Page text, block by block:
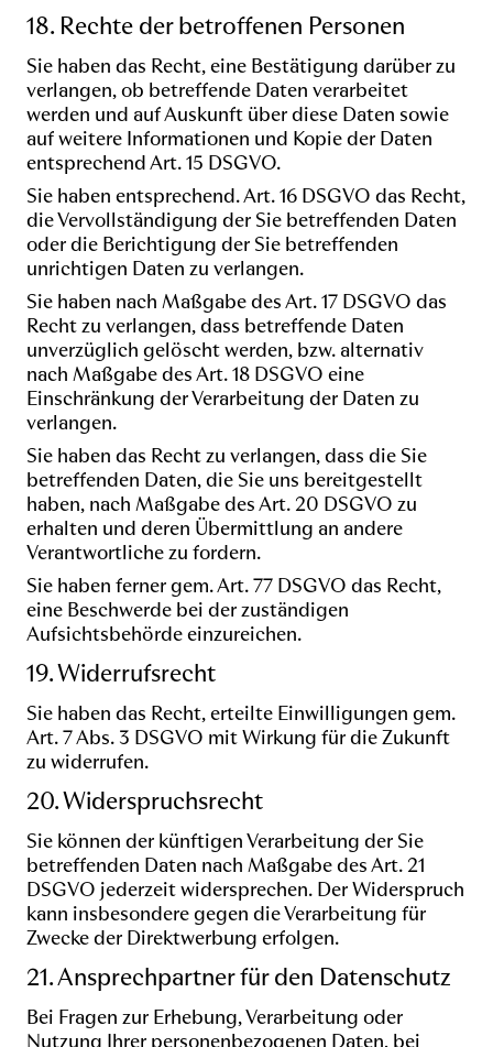
18. Rechte der betroffenen Personen
Sie haben das Recht, eine Bestätigung darüber zu
verlangen, ob betreffende Daten verarbeitet
werden und auf Auskunft über diese Daten sowie
auf weitere Informationen und Kopie der Daten
entsprechend Art. 15 DSGVO.
Sie haben entsprechend. Art. 16 DSGVO das Recht,
die Vervollständigung der Sie betreffenden Daten
oder die Berichtigung der Sie betreffenden
unrichtigen Daten zu verlangen.
Sie haben nach Maßgabe des Art. 17 DSGVO das
Recht zu verlangen, dass betreffende Daten
unverzüglich gelöscht werden, bzw. alternativ
nach Maßgabe des Art. 18 DSGVO eine
Einschränkung der Verarbeitung der Daten zu
verlangen.
Sie haben das Recht zu verlangen, dass die Sie
betreffenden Daten, die Sie uns bereitgestellt
haben, nach Maßgabe des Art. 20 DSGVO zu
erhalten und deren Übermittlung an andere
Verantwortliche zu fordern.
Sie haben ferner gem. Art. 77 DSGVO das Recht,
eine Beschwerde bei der zuständigen
Aufsichtsbehörde einzureichen.
19. Widerrufsrecht
Sie haben das Recht, erteilte Einwilligungen gem.
Art. 7 Abs. 3 DSGVO mit Wirkung für die Zukunft
zu widerrufen.
20. Widerspruchsrecht
Sie können der künftigen Verarbeitung der Sie
betreffenden Daten nach Maßgabe des Art. 21
DSGVO jederzeit widersprechen. Der Widerspruch
kann insbesondere gegen die Verarbeitung für
Zwecke der Direktwerbung erfolgen.
21. Ansprechpartner für den Datenschutz
Bei Fragen zur Erhebung, Verarbeitung oder
Nutzung Ihrer personenbezogenen Daten, bei